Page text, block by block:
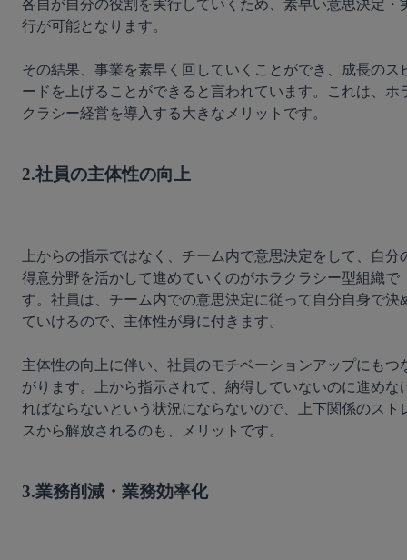
各自が自分の役割を実行していくため、素早い意思決定・
行が可能となります。
その結果、事業を素早く回していくことができ、成長のス
ードを上げることができると言われています。これは、ホ
クラシー経営を導入する大きなメリットです。
2.社員の主体性の向上
上からの指示ではなく、チーム内で意思決定をして、自分
得意分野を活かして進めていくのがホラクラシー型組織で
す。社員は、チーム内での意思決定に従って自分自身で決
ていけるので、主体性が身に付きます。
主体性の向上に伴い、社員のモチベーションアップにもつ
がります。上から指示されて、納得していないのに進めな
ればならないという状況にならないので、上下関係のスト
スから解放されるのも、メリットです。
3.業務削減・業務効率化